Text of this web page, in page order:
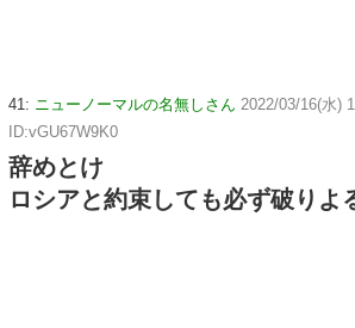
41: ニューノーマルの名無しさん 2022/03/16(水)
ID:vGU67W9K0
辞めとけ
ロシアと約束しても必ず破りよ